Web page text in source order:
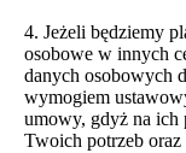
4. Jeżeli będziemy
osobowe w innych
danych osobowych
wymogiem
umowy, gdyż na ich
Twoich potrzeb